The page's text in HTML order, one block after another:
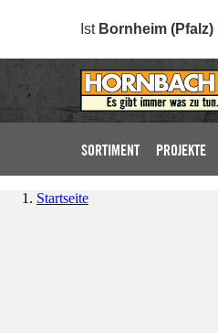
Ist Bornheim (Pfalz)
SORTIMENT PROJEKTE
Startseite